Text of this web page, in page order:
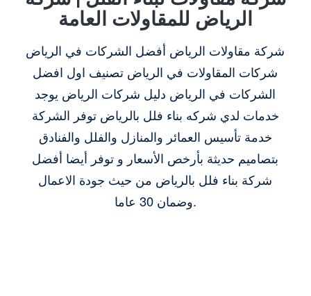
الرياض للمقاولات العامة
شركة مقاولات الرياض أفضل الشركات في الرياض
شركات المقاولات في الرياض تصنيف اول افضل
الشركات في الرياض دليل شركات الرياض يوجد
خدمات لدي شركه بناء فلل بالرياض توفر الشركة
خدمة تأسيس العمائر والمنازل والفلل والفنادق
بتصاميم حديثة بأرخص الأسعار و توفر أيضا أفضل
شركة بناء فلل بالرياض من حيث جودة الاعمال
وضمان 30 عاما.